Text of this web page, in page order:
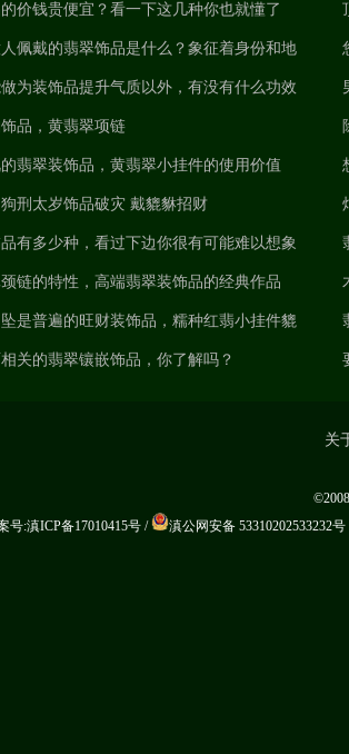
价钱贵便宜？看一下这几种你也就懂了
佩戴的翡翠饰品是什么？象征着身份和地
为装饰品提升气质以外，有没有什么功效
品，黄翡翠项链
翡翠装饰品，黄翡翠小挂件的使用价值
刑太岁饰品破灾 戴貔貅招财
有多少种，看过下边你很有可能难以想象
链的特性，高端翡翠装饰品的经典作品
是普遍的旺财装饰品，糯种红翡小挂件貔
关的翡翠镶嵌饰品，你了解吗？
关
号:滇ICP备17010415号/ 滇公网安备 53310202533232号